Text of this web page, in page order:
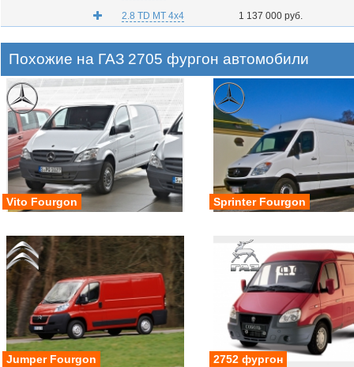
2.8 TD MT 4x4 1 137 000 руб.
Похожие на ГАЗ 2705 фургон автомобили
Vito Fourgon Sprinter Fourgon
Jumper Fourgon 2752 фургон